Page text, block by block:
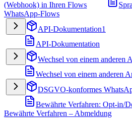
(Webhook) in Ihren Flows
WhatsApp-Flows
API-Dokumentation1
API-Dokumentation
Wechsel von einem anderen
Wechsel von einem anderen
DSGVO-konformes
Bewährte Verfahren: Opt-in/
Bewährte Verfahren – Abmeldung